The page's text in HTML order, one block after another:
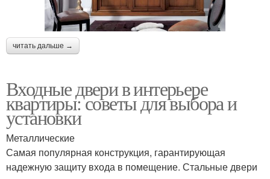
читать дальше →
Входные двери в интерьере
квартиры: советы для выбора и
установки
Металлические
Самая популярная конструкция, гарантирующая
надежную защиту входа в помещение. Стальные двери